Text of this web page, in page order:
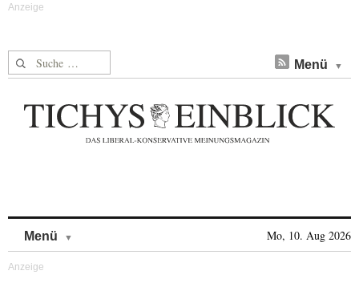
Suche nach: Menü
Menü Mo, 10. Aug 2026